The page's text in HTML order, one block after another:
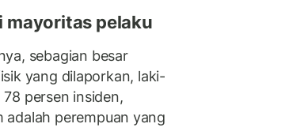
mayoritas pelaku
sebagian besar
yang dilaporkan, laki-
persen insiden,
perempuan yang